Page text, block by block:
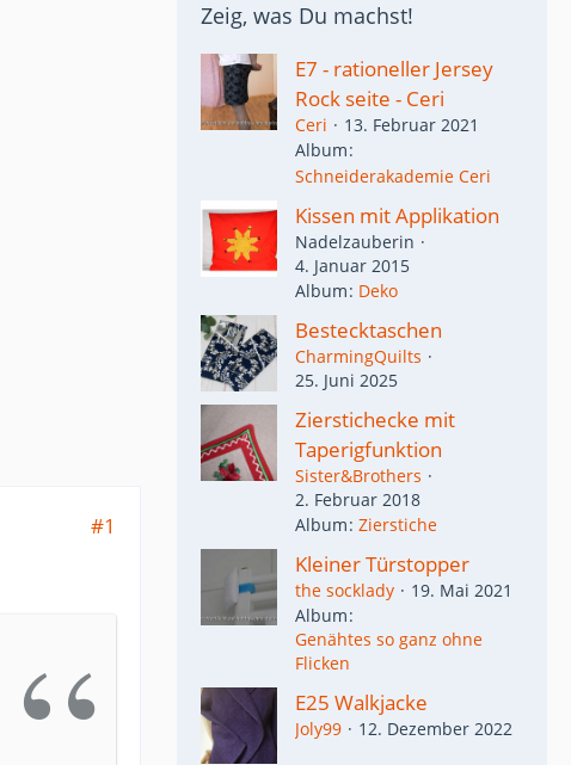
#1
Zeig, was Du machst!
E7 - rationeller Jersey
Rock seite - Ceri
Ceri
13. Februar 2021
Album
Schneiderakademie Ceri
Kissen mit Applikation
Nadelzauberin
4. Januar 2015
Album Deko
Bestecktaschen
CharmingQuilts
25. Juni 2025
Zierstichecke mit
Taperigfunktion
Sister&Brothers
2. Februar 2018
Album Zierstiche
Kleiner Türstopper
the socklady
19. Mai 2021
Album
Genähtes so ganz ohne
Flicken
E25 Walkjacke
Joly99 12. Dezember 2022